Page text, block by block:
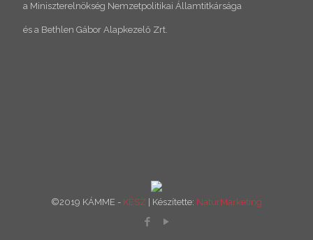
a Miniszterelnökség Nemzetpolitikai Államtitkársága
és a Bethlen Gábor Alapkezelő Zrt.
©2019 KÁMME - KÉSZ | Készítette: NaturMarketing